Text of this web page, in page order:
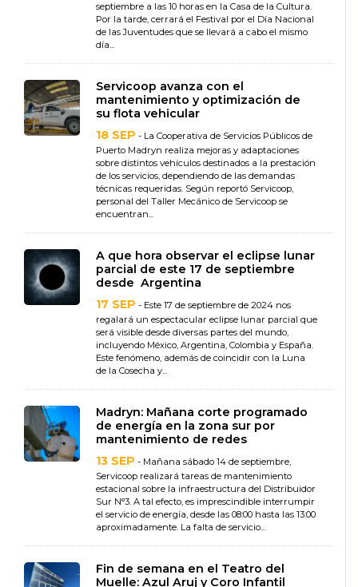
septiembre a las 10 horas en la Casa de la Cultura.
Por la tarde, cerrará el Festival por el Día Nacional
de las Juventudes que se llevará a cabo el mismo
día...
Servicoop avanza con el
mantenimiento y optimización de
su flota vehicular
18 SEP - La Cooperativa de Servicios Públicos de
Puerto Madryn realiza mejoras y adaptaciones
sobre distintos vehículos destinados a la prestación
de los servicios, dependiendo de las demandas
técnicas requeridas. Según reportó Servicoop,
personal del Taller Mecánico de Servicoop se
encuentran...
A que hora observar el eclipse lunar
parcial de este 17 de septiembre
desde Argentina
17 SEP - Este 17 de septiembre de 2024 nos
regalará un espectacular eclipse lunar parcial que
será visible desde diversas partes del mundo,
incluyendo México, Argentina, Colombia y España.
Este fenómeno, además de coincidir con la Luna
de la Cosecha y...
Madryn: Mañana corte programado
de energía en la zona sur por
mantenimiento de redes
13 SEP - Mañana sábado 14 de septiembre,
Servicoop realizará tareas de mantenimiento
estacional sobre la infraestructura del Distribuidor
Sur N°3. A tal efecto, es imprescindible interrumpir
el servicio de energía, desde las 08:00 hasta las 13:00
aproximadamente. La falta de servicio...
Fin de semana en el Teatro del
Muelle: Azul Aruj y Coro Infantil